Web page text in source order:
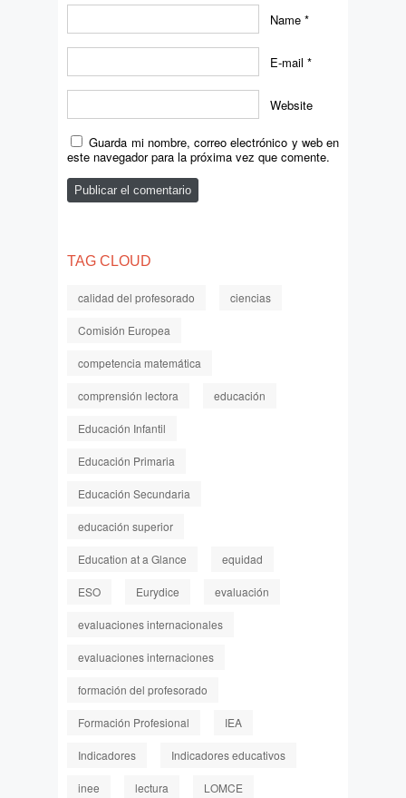
Name *
E-mail *
Website
Guarda mi nombre, correo electrónico y web en
este navegador para la próxima vez que comente.
TAG CLOUD
calidad del profesorado ciencias
Comisión Europea
competencia matemática
comprensión lectora educación
Educación Infantil
Educación Primaria
Educación Secundaria
educación superior
Education at a Glance equidad
ESO Eurydice evaluación
evaluaciones internacionales
evaluaciones internaciones
formación del profesorado
Formación Profesional IEA
Indicadores Indicadores educativos
inee lectura LOMCE